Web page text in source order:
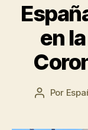
en
Por